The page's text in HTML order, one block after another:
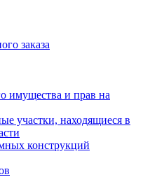
заказа
имущества и прав на
участки, находящиеся в
конструкций